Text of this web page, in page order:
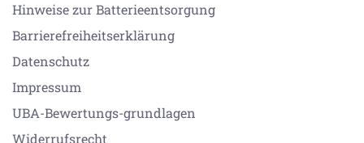
Hinweise zur Batterieentsorgung
Barrierefreiheitserklärung
Datenschutz
Impressum
UBA-Bewertungs-grundlagen
Widerrufsrecht